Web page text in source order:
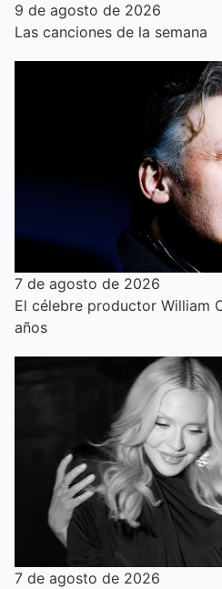
9 de agosto de 2026
Las canciones de la semana
7 de agosto de 2026
El célebre productor William
años
7 de agosto de 2026